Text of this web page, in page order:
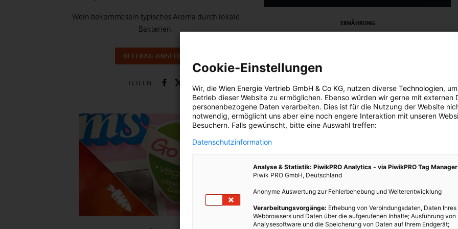
Wein bekommt sein typisches Aroma durch lokale
Bakterien.
BEITRAG ANSEHEN
TEILEN
ERNÄHRUNG
11. APRIL 2019
Hättest du gewusst, dass Wein nicht automatisch vegan
ist?
BEITRAG ANSEHEN
Cookie-Einstellungen
Wir, die Wien Energie Vertrieb GmbH & Co KG, nutzen diverse Technologien,
Betrieb dieser Website zu ermöglichen. Ebenso würden wir gerne mit externen
personenbezogene Daten verarbeiten. Dies ist für die Nutzung der Website
notwendig, ermöglicht uns aber eine noch engere Interaktion mit unseren
Besuchern. Falls gewünscht, bitte eine Auswahl treffen:
Datenschutzinformation
Analyse & Statistik: PiwikPRO Analytics - via PiwikPRO Tag Manager
Piwik PRO GmbH, Deutschland
Anonyme Auswertung zur Fehlerbehebung und Weiterentwicklung
Verarbeitungsvorgänge: Erhebung von Verbindungsdaten, Daten Ihres
Webbrowsers und Daten über die aufgerufenen Inhalte; Ausführung von
Analysesoftware und die Speicherung von Daten auf Ihrem Endgerät;